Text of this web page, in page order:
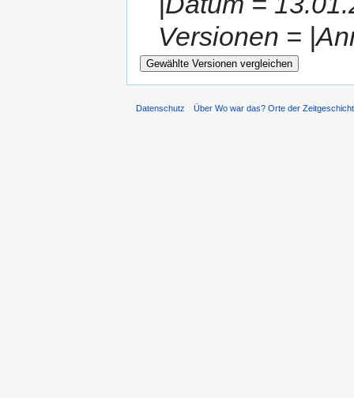
Versionen =
Datenschutz Über Wo war das? Orte der